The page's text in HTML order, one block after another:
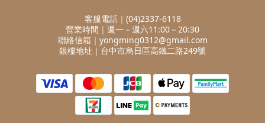
客服電話｜(04)2337-6118
營業時間｜週一－週六11:00－20:30
聯絡信箱｜yongming0312@gmail.com
銀樓地址｜台中市烏日區高鐵二路249號